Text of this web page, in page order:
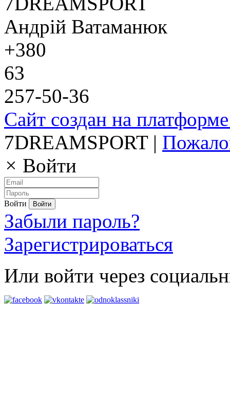
Андрій Ватаманюк
+380
63
257-50-36
Сайт создан на
7DREAMSPORT |
× Войти
Войти
Забыли пароль?
Зарегистрироваться
Или войти через